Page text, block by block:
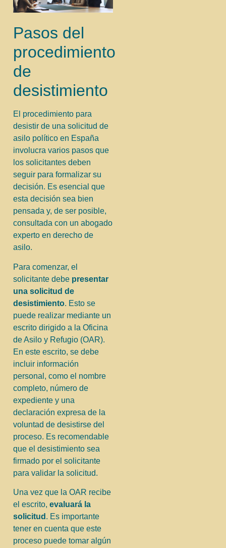
Pasos del
procedimiento
de
desistimiento
El procedimiento para
desistir de una solicitud de
asilo político en España
involucra varios pasos que
los solicitantes deben
seguir para formalizar su
decisión. Es esencial que
esta decisión sea bien
pensada y, de ser posible,
consultada con un abogado
experto en derecho de
asilo.
Para comenzar, el
solicitante debe presentar
una solicitud de
desistimiento. Esto se
puede realizar mediante un
escrito dirigido a la Oficina
de Asilo y Refugio (OAR).
En este escrito, se debe
incluir información
personal, como el nombre
completo, número de
expediente y una
declaración expresa de la
voluntad de desistirse del
proceso. Es recomendable
que el desistimiento sea
firmado por el solicitante
para validar la solicitud.
Una vez que la OAR recibe
el escrito, evaluará la
solicitud . Es importante
tener en cuenta que este
proceso puede tomar algún